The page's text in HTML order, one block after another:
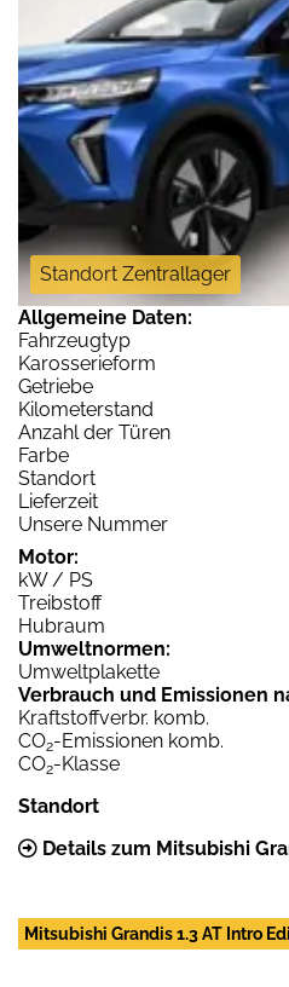
Standort Zentrallager
Allgemeine Daten:
Fahrzeugtyp
Karosserieform
Getriebe
Kilometerstand
Anzahl der Türen
Farbe
Standort
Lieferzeit
Unsere Nummer
Motor:
kW / PS
Treibstoff
Hubraum
Umweltnormen:
Umweltplakette
Verbrauch und Emissionen
Kraftstoffverbr. komb.
CO2-Emissionen komb.
CO2-Klasse
Standort
Details zum Mitsubishi
Mitsubishi Grandis 1.3 AT Intro